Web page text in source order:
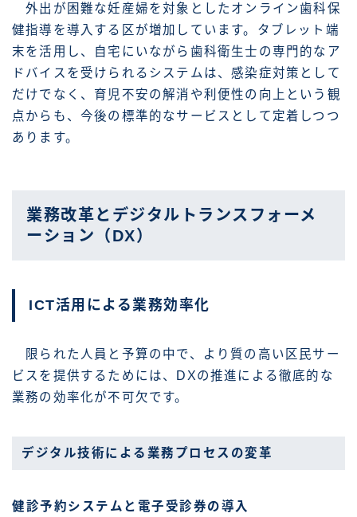
外出が困難な妊産婦を対象としたオンライン歯科保
健指導を導入する区が増加しています。タブレット端
末を活用し、自宅にいながら歯科衛生士の専門的なア
ドバイスを受けられるシステムは、感染症対策として
だけでなく、育児不安の解消や利便性の向上という観
点からも、今後の標準的なサービスとして定着しつつ
あります。
業務改革とデジタルトランスフォーメ
ーション（DX）
ICT活用による業務効率化
限られた人員と予算の中で、より質の高い区民サー
ビスを提供するためには、DXの推進による徹底的な
業務の効率化が不可欠です。
デジタル技術による業務プロセスの変革
健診予約システムと電子受診券の導入